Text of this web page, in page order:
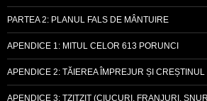
PARTEA 2: PLANUL FALS DE MÂNTUIRE
APENDICE 1: MITUL CELOR 613 PORUNCI
APENDICE 2: TĂIEREA ÎMPREJUR ȘI CREȘTINUL
APENDICE 3: TZITZIT (CIUCURI, FRANJURI,